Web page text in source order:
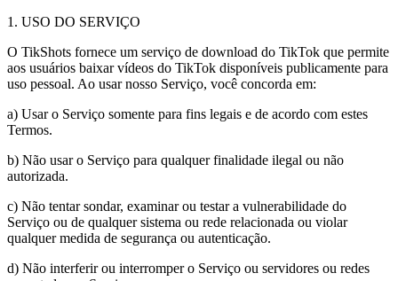
1. USO DO SERVIÇO
O TikShots fornece um serviço de download do TikTok que permite
aos usuários baixar vídeos do TikTok disponíveis publicamente para
uso pessoal. Ao usar nosso Serviço, você concorda em:
a) Usar o Serviço somente para fins legais e de acordo com estes
Termos.
b) Não usar o Serviço para qualquer finalidade ilegal ou não
autorizada.
c) Não tentar sondar, examinar ou testar a vulnerabilidade do
Serviço ou de qualquer sistema ou rede relacionada ou violar
qualquer medida de segurança ou autenticação.
d) Não interferir ou interromper o Serviço ou servidores ou redes